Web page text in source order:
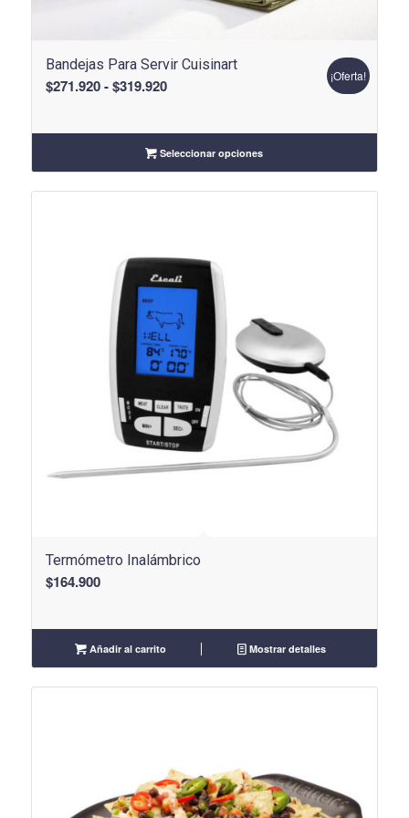
Bandejas Para Servir Cuisinart
$271.920 - $319.920Rango
desde
$271.920
hasta
¡Oferta!
Seleccionar opciones
Termómetro Inalámbrico
$164.900
Añadir al carrito Mostrar detalles